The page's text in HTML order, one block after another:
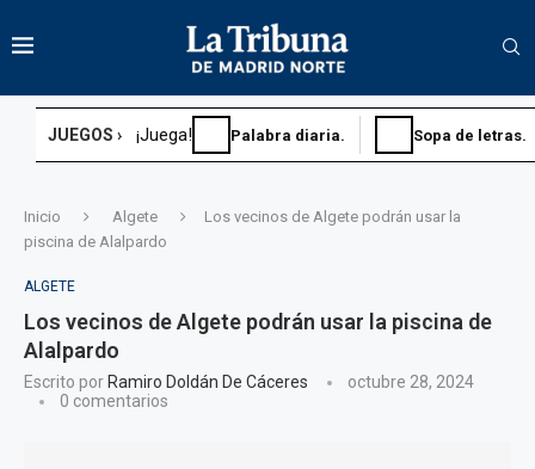
JUEGOS › ¡Juega! Palabra diaria. Sopa de letras.
Inicio Algete
Los vecinos de Algete podrán usar la
piscina de Alalpardo
ALGETE
Los vecinos de Algete podrán usar la piscina de
Alalpardo
Escrito por Ramiro Doldán De Cáceres
octubre 28, 2024
0 comentarios